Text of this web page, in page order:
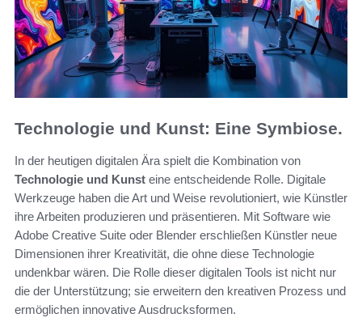
Technologie und Kunst: Eine Symbiose.
In der heutigen digitalen Ära spielt die Kombination von
Technologie und Kunst eine entscheidende Rolle. Digitale
Werkzeuge haben die Art und Weise revolutioniert, wie Künstler
ihre Arbeiten produzieren und präsentieren. Mit Software wie
Adobe Creative Suite oder Blender erschließen Künstler neue
Dimensionen ihrer Kreativität, die ohne diese Technologie
undenkbar wären. Die Rolle dieser digitalen Tools ist nicht nur
die der Unterstützung; sie erweitern den kreativen Prozess und
ermöglichen innovative Ausdrucksformen.